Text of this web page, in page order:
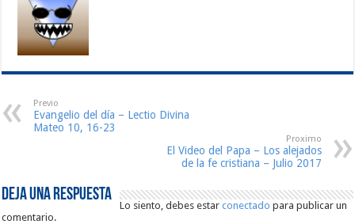
Previo
Evangelio del día – Lectio Divina
Mateo 10, 16-23
Proximo
El Video del Papa – Los alejados
de la fe cristiana – Julio 2017
Deja una respuesta
Lo siento, debes estarconectado para publicar un
comentario.